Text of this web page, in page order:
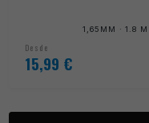
1,65MM · 1.8
Desde
15,99 €